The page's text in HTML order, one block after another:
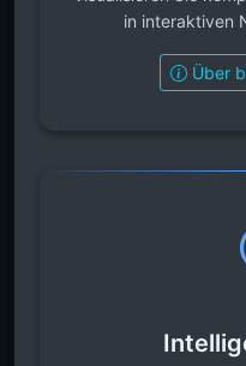
in interaktiven
Über